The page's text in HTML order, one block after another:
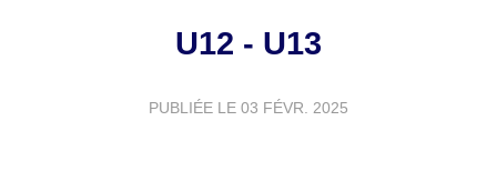
U12 - U13
PUBLIÉE LE 03 FÉVR. 2025